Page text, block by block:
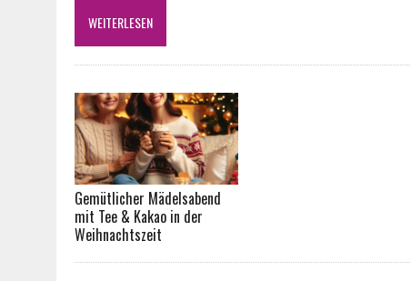
WEITERLESEN
Gemütlicher Mädelsabend
mit Tee & Kakao in der
Weihnachtszeit